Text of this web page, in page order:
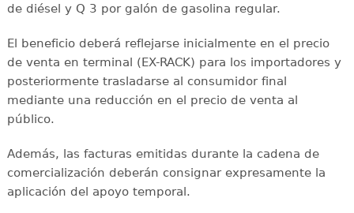
de diésel y Q 3 por galón de gasolina regular.
El beneficio deberá reflejarse inicialmente en el precio
de venta en terminal (EX-RACK) para los importadores y
posteriormente trasladarse al consumidor final
mediante una reducción en el precio de venta al
público.
Además, las facturas emitidas durante la cadena de
comercialización deberán consignar expresamente la
aplicación del apoyo temporal.